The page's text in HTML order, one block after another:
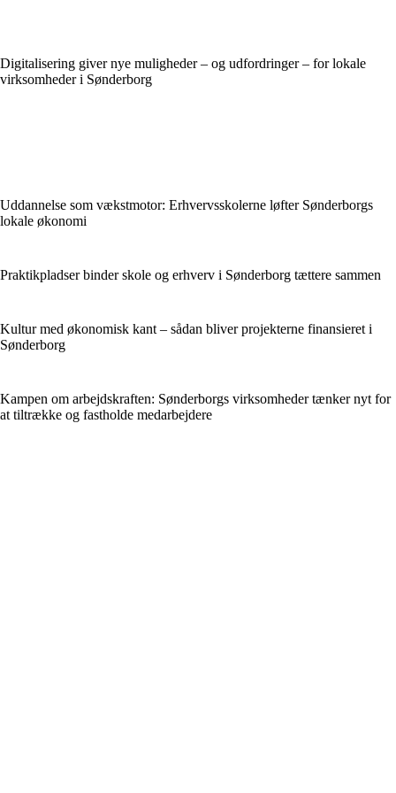
Digitalisering giver nye muligheder – og udfordringer – for lokale
virksomheder i Sønderborg
Uddannelse som vækstmotor: Erhvervsskolerne løfter Sønderborgs
lokale økonomi
Praktikpladser binder skole og erhverv i Sønderborg tættere sammen
Kultur med økonomisk kant – sådan bliver projekterne finansieret i
Sønderborg
Kampen om arbejdskraften: Sønderborgs virksomheder tænker nyt for
at tiltrække og fastholde medarbejdere